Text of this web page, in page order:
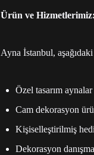
Ürün ve Hizmetlerimiz:
Ayna İstanbul,
Özel tasarım aynalar
Cam dekorasyon
Kişiselleştirilmiş
Dekorasyon